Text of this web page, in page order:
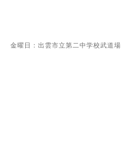
金曜日：出雲市立第二中学校武道場